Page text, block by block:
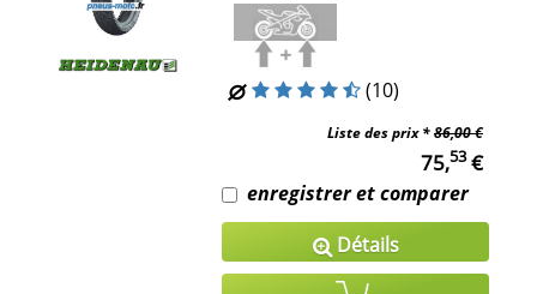
(10)
Liste des prix *86,00 €
75,53€
enregistrer et comparer
Détails